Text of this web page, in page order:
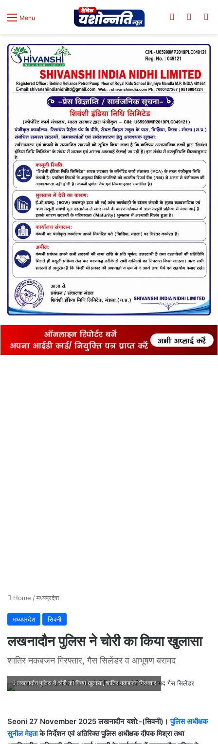
Menu Log In
Home /मध्यप्रदेश
मध्यप्रदेश सिवनी
लखनादौन पुलिस ने चोरी का किया खुलासा
शातिर नकबजन गिरफ्तार, गैस सिलेंडर व आभूषण बरामद
लखनादौन पुलिस ने चोरी का किया खुलासा, शातिर नकबजन गिरफ्तार
Seoni 27 November 2025 लखनादौन यशो:-(सिवनी)।पुलिस अधीक्षक
सुनील मेहताके निर्देशन एवं अतिरिक्त पुलिस अधीक्षक दीपक मिश्रा तथा